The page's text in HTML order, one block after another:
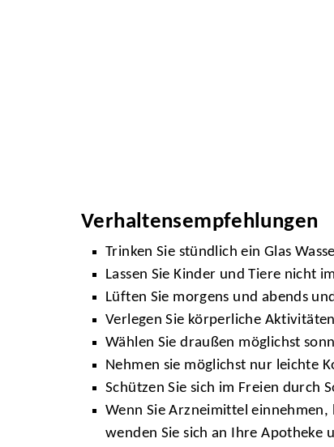
Verhaltensempfehlungen
Trinken Sie stündlich ein Glas
Lassen Sie Kinder und Tiere nicht
Lüften Sie morgens und abends
Verlegen Sie körperliche
Wählen Sie draußen möglichst
Nehmen sie möglichst nur leichte
Schützen Sie sich im Freien durch
Wenn Sie Arzneimittel
wenden Sie sich an Ihre Apotheke